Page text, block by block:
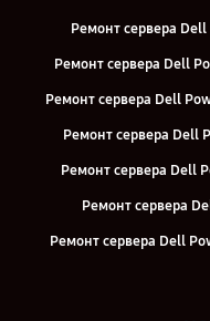
Ремонт сервера Dell
Ремонт сервера Dell
Ремонт сервера Dell
Ремонт сервера Dell
Ремонт сервера Dell
Ремонт сервера
Ремонт сервера Dell